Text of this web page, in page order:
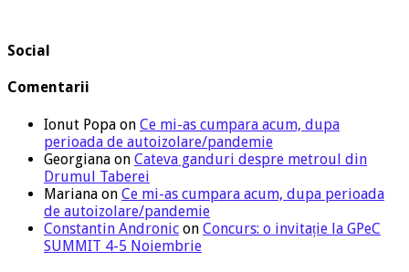
Social
Comentarii
Ionut Popa on Ce mi-as cumpara acum, dupa
perioada de autoizolare/pandemie
Georgiana on Cateva ganduri despre metroul din
Drumul Taberei
Mariana on Ce mi-as cumpara acum, dupa perioada
de autoizolare/pandemie
Constantin Andronic on Concurs: o invitație la GPeC
SUMMIT 4-5 Noiembrie